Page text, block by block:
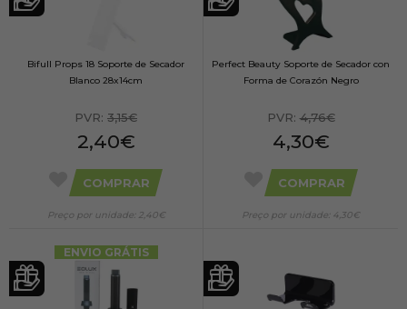
Bifull Props 18 Soporte de Secador
Blanco 28x14cm
PVR: 3,15€
2,40€
COMPRAR
Preço por unidade: 2,40€
Perfect Beauty Soporte de Secador con
Forma de Corazón Negro
PVR:4,76€
4,30€
COMPRAR
Preço por unidade: 4,30€
ENVIO GRÁTIS